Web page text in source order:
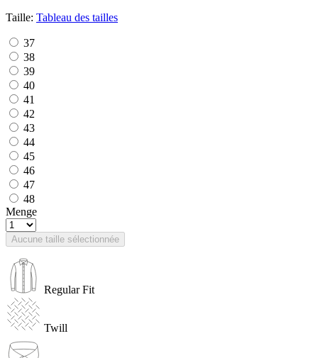
Taille: Tableau des tailles
37
38
39
40
41
42
43
44
45
46
47
48
Menge
Aucune taille sélectionnée
Regular Fit
Twill